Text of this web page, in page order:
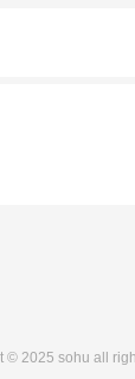
© 2025 sohu all